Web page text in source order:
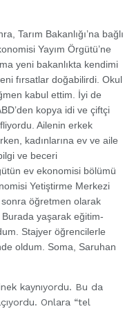
Tarım Bakanlığı’na bağlı
Yayım Örgütü’ne
yeni bakanlıkta kendimi
fırsatlar doğabilirdi. Okul
kabul ettim. İyi de
kopya idi ve çiftçi
Ailenin erkek
kadınlarına ev ve aile
ve beceri
ev ekonomisi bölümü
Yetiştirme Merkezi
sonra öğretmen olarak
Burada yaşarak eğitim-
Stajyer öğrencilerle
oldum. Soma, Saruhan
kaynıyordu. Bu da
Onlara “tel